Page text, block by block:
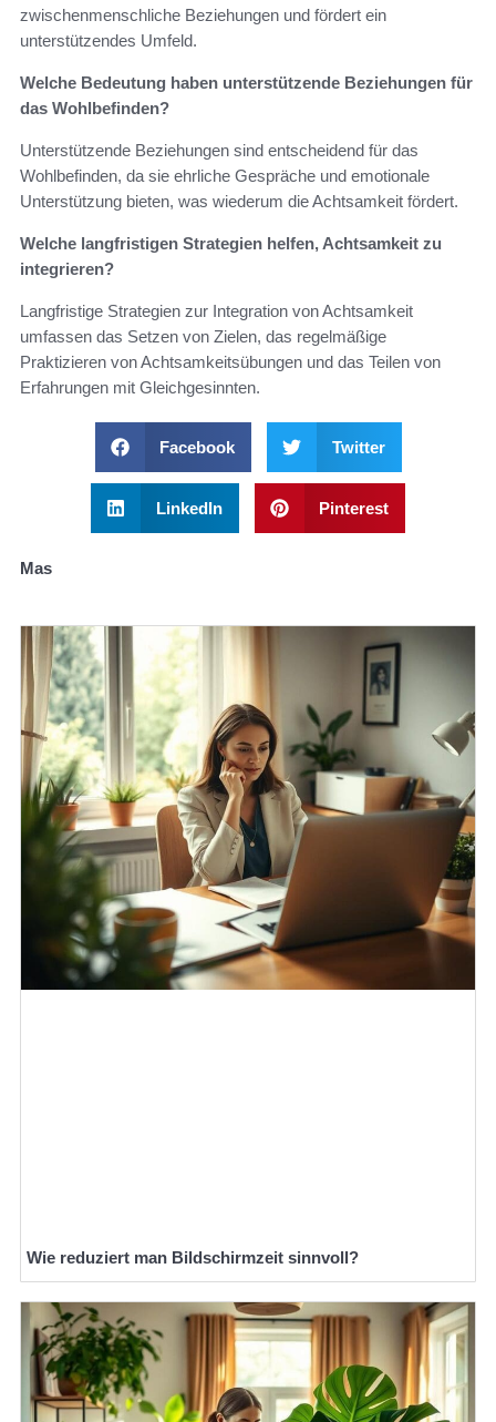
zwischenmenschliche Beziehungen und fördert ein
unterstützendes Umfeld.
Welche Bedeutung haben unterstützende Beziehungen für
das Wohlbefinden?
Unterstützende Beziehungen sind entscheidend für das
Wohlbefinden, da sie ehrliche Gespräche und emotionale
Unterstützung bieten, was wiederum die Achtsamkeit fördert.
Welche langfristigen Strategien helfen, Achtsamkeit zu
integrieren?
Langfristige Strategien zur Integration von Achtsamkeit
umfassen das Setzen von Zielen, das regelmäßige
Praktizieren von Achtsamkeitsübungen und das Teilen von
Erfahrungen mit Gleichgesinnten.
Facebook Twitter
LinkedIn Pinterest
Mas
Wie reduziert man Bildschirmzeit sinnvoll?